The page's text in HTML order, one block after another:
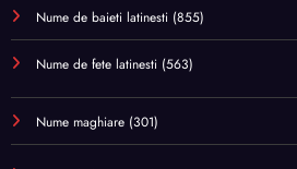
Nume de baieti latinesti (855)
Nume de fete latinesti (563)
Nume maghiare (301)